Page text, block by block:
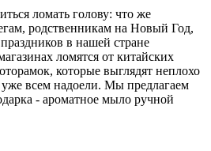
ломать голову: что же
родственникам на Новый Год,
в нашей стране
ломятся от китайских
которые выглядят неплохо
уже всем надоели. Мы предлагаем
- ароматное мыло ручной